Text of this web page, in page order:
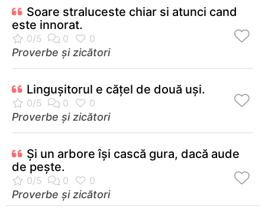
Soare straluceste chiar si atunci cand
este innorat.
Proverbe și zicători
Linguşitorul e căţel de două uşi.
Proverbe și zicători
Şi un arbore îşi cască gura, dacă aude
de peşte.
Proverbe și zicători